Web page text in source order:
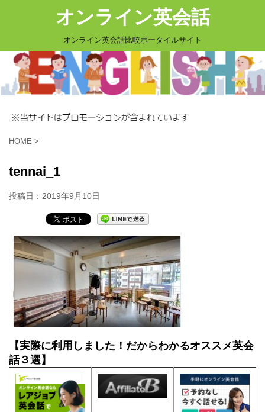
オンライン英会話
オンライン英会話比較ポータイルサイト
HOME >
tennai_1
投稿日： 2019年9月10日
【実際に利用しました！だからわかるオススメ英会
話３選】